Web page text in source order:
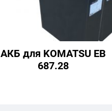
АКБ для KOMATSU EB
687.28